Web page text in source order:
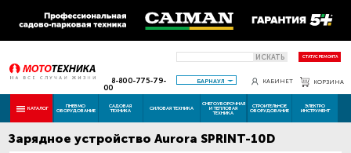
ИСКАТЬ СТАТУС РЕМОНТА
8-800-775-79-
00
БАРНАУЛ КАБИНЕТ КОРЗИНА
КАТАЛОГ ПНЕВМО
ОБОРУДОВАНИЕ
САДОВАЯ
ТЕХНИКА СИЛОВАЯ ТЕХНИКА
СНЕГОУБОРОЧНАЯ
И ТЕПЛОВАЯ
ТЕХНИКА
СТРОИТЕЛЬНОЕ
ОБОРУДОВАНИЕ
ЭЛЕКТРО
ИНСТРУМЕНТ
Зарядное устройство Aurora SPRINT-10D